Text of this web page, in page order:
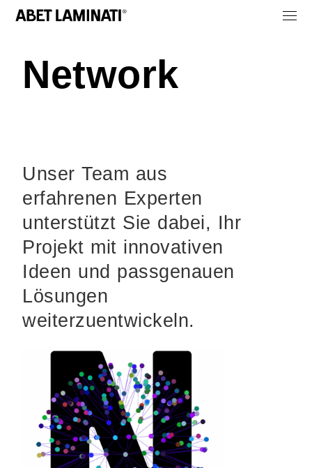
Network
Unser Team aus
erfahrenen Experten
unterstützt Sie dabei, Ihr
Projekt mit innovativen
Ideen und passgenauen
Lösungen
weiterzuentwickeln.